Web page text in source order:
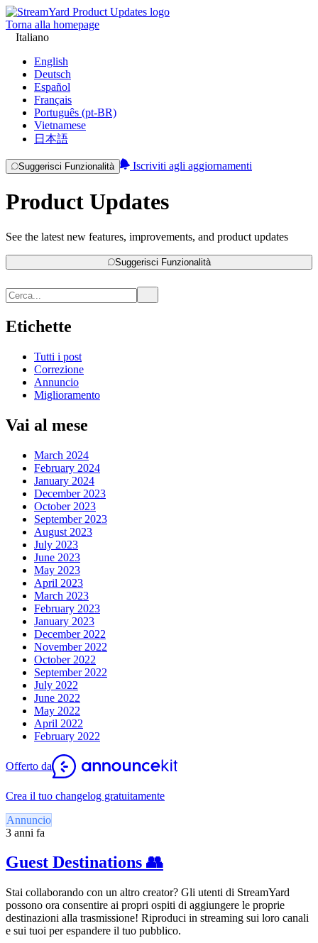
Torna alla homepage
Italiano
English
Deutsch
Español
Français
Português (pt-BR)
Vietnamese
日本語
Suggerisci Funzionalità Iscriviti agli aggiornamenti
Product Updates
See the latest new features, improvements, and product updates
Suggerisci Funzionalità
Etichette
Tutti i post
Correzione
Annuncio
Miglioramento
Vai al mese
March 2024
February 2024
January 2024
December 2023
October 2023
September 2023
August 2023
July 2023
June 2023
May 2023
April 2023
March 2023
February 2023
January 2023
December 2022
November 2022
October 2022
September 2022
July 2022
June 2022
May 2022
April 2022
February 2022
Offerto da
Crea il tuo changelog gratuitamente
Annuncio
3 anni fa
Guest Destinations 👥
Stai collaborando con un altro creator? Gli utenti di StreamYard
possono ora consentire ai propri ospiti di aggiungere le proprie
destinazioni alla trasmissione! Riproduci in streaming sui loro canali
e sui tuoi per espandere il tuo pubblico.